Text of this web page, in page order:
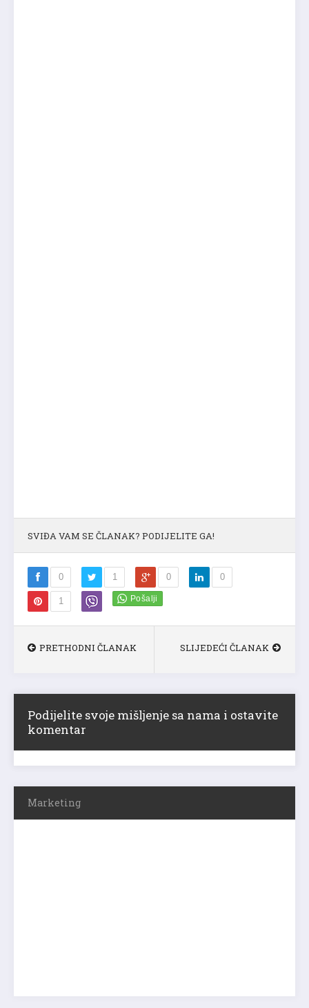
SVIĐA VAM SE ČLANAK? PODIJELITE GA!
0 1 0 0
1
PRETHODNI ČLANAK SLIJEDEĆI ČLANAK
Podijelite svoje mišljenje sa nama i ostavite
komentar
Marketing